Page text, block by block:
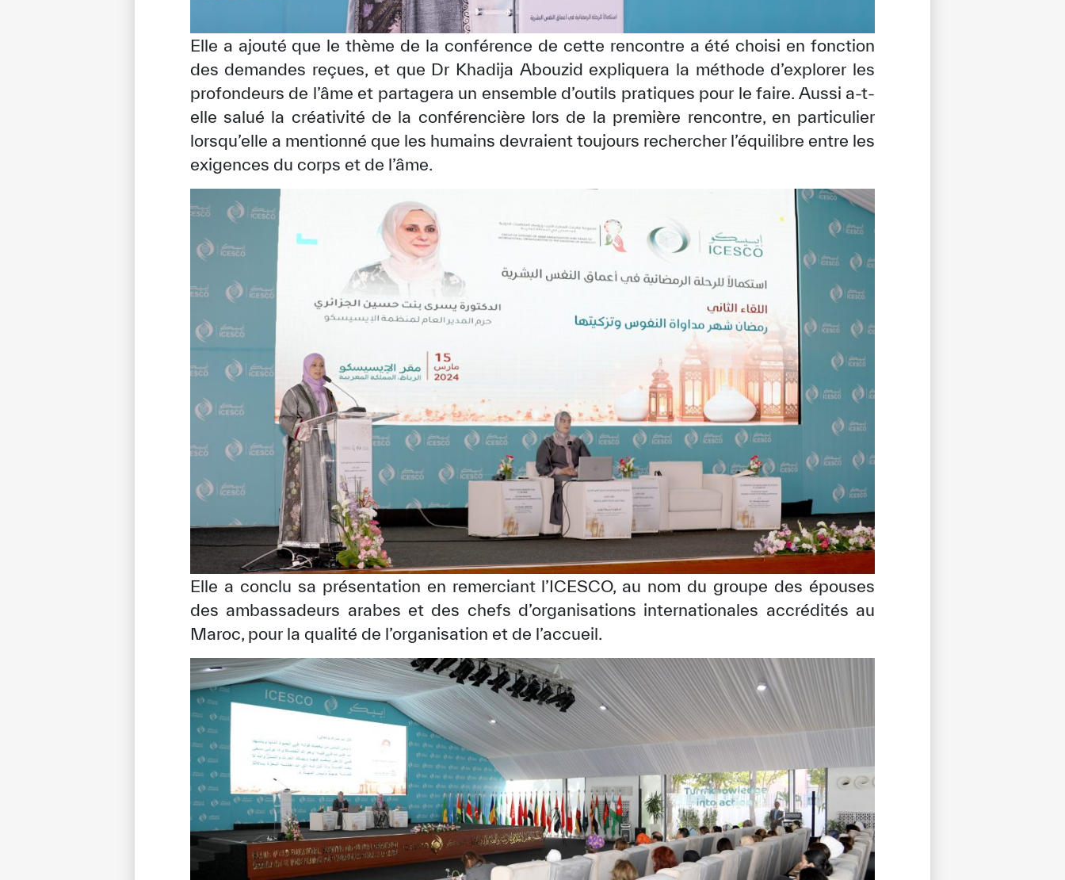
Elle a ajouté que le thème de la conférence de cette rencontre a été choisi en fonction
des demandes reçues, et que Dr Khadija Abouzid expliquera la méthode d’explorer les
profondeurs de l’âme et partagera un ensemble d’outils pratiques pour le faire. Aussi a-t-
elle salué la créativité de la conférencière lors de la première rencontre, en particulier
lorsqu’elle a mentionné que les humains devraient toujours rechercher l’équilibre entre les
exigences du corps et de l’âme.
Elle a conclu sa présentation en remerciant l’ICESCO, au nom du groupe des épouses
des ambassadeurs arabes et des chefs d’organisations internationales accrédités au
Maroc, pour la qualité de l’organisation et de l’accueil.